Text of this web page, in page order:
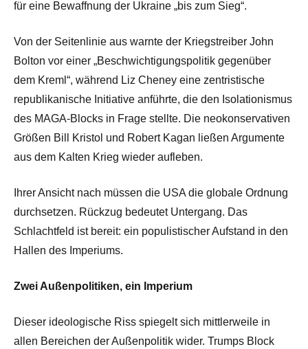
für eine Bewaffnung der Ukraine „bis zum Sieg“.
Von der Seitenlinie aus warnte der Kriegstreiber John
Bolton vor einer „Beschwichtigungspolitik gegenüber
dem Kreml“, während Liz Cheney eine zentristische
republikanische Initiative anführte, die den Isolationismus
des MAGA-Blocks in Frage stellte. Die neokonservativen
Größen Bill Kristol und Robert Kagan ließen Argumente
aus dem Kalten Krieg wieder aufleben.
Ihrer Ansicht nach müssen die USA die globale Ordnung
durchsetzen. Rückzug bedeutet Untergang. Das
Schlachtfeld ist bereit: ein populistischer Aufstand in den
Hallen des Imperiums.
Zwei Außenpolitiken, ein Imperium
Dieser ideologische Riss spiegelt sich mittlerweile in
allen Bereichen der Außenpolitik wider. Trumps Block